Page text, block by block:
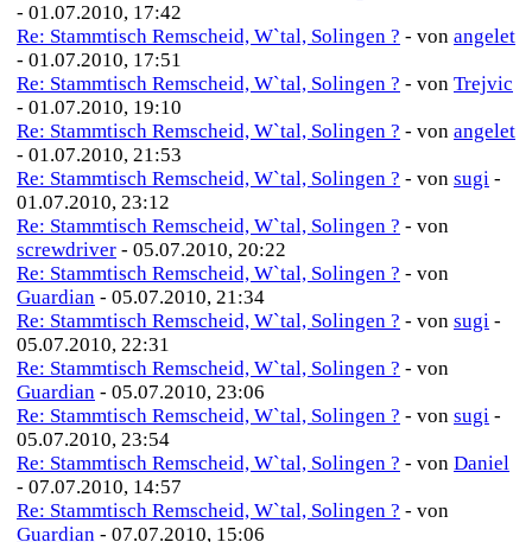
- 01.07.2010, 17:42
Re: Stammtisch Remscheid, W`tal, Solingen ? - von angelet
- 01.07.2010, 17:51
Re: Stammtisch Remscheid, W`tal, Solingen ? - von Trejvic
- 01.07.2010, 19:10
Re: Stammtisch Remscheid, W`tal, Solingen ? - von angelet
- 01.07.2010, 21:53
Re: Stammtisch Remscheid, W`tal, Solingen ? - von sugi -
01.07.2010, 23:12
Re: Stammtisch Remscheid, W`tal, Solingen ? - von
screwdriver - 05.07.2010, 20:22
Re: Stammtisch Remscheid, W`tal, Solingen ? - von
Guardian - 05.07.2010, 21:34
Re: Stammtisch Remscheid, W`tal, Solingen ? - von sugi -
05.07.2010, 22:31
Re: Stammtisch Remscheid, W`tal, Solingen ? - von
Guardian - 05.07.2010, 23:06
Re: Stammtisch Remscheid, W`tal, Solingen ? - von sugi -
05.07.2010, 23:54
Re: Stammtisch Remscheid, W`tal, Solingen ? - von Daniel
- 07.07.2010, 14:57
Re: Stammtisch Remscheid, W`tal, Solingen ? - von
Guardian - 07.07.2010, 15:06